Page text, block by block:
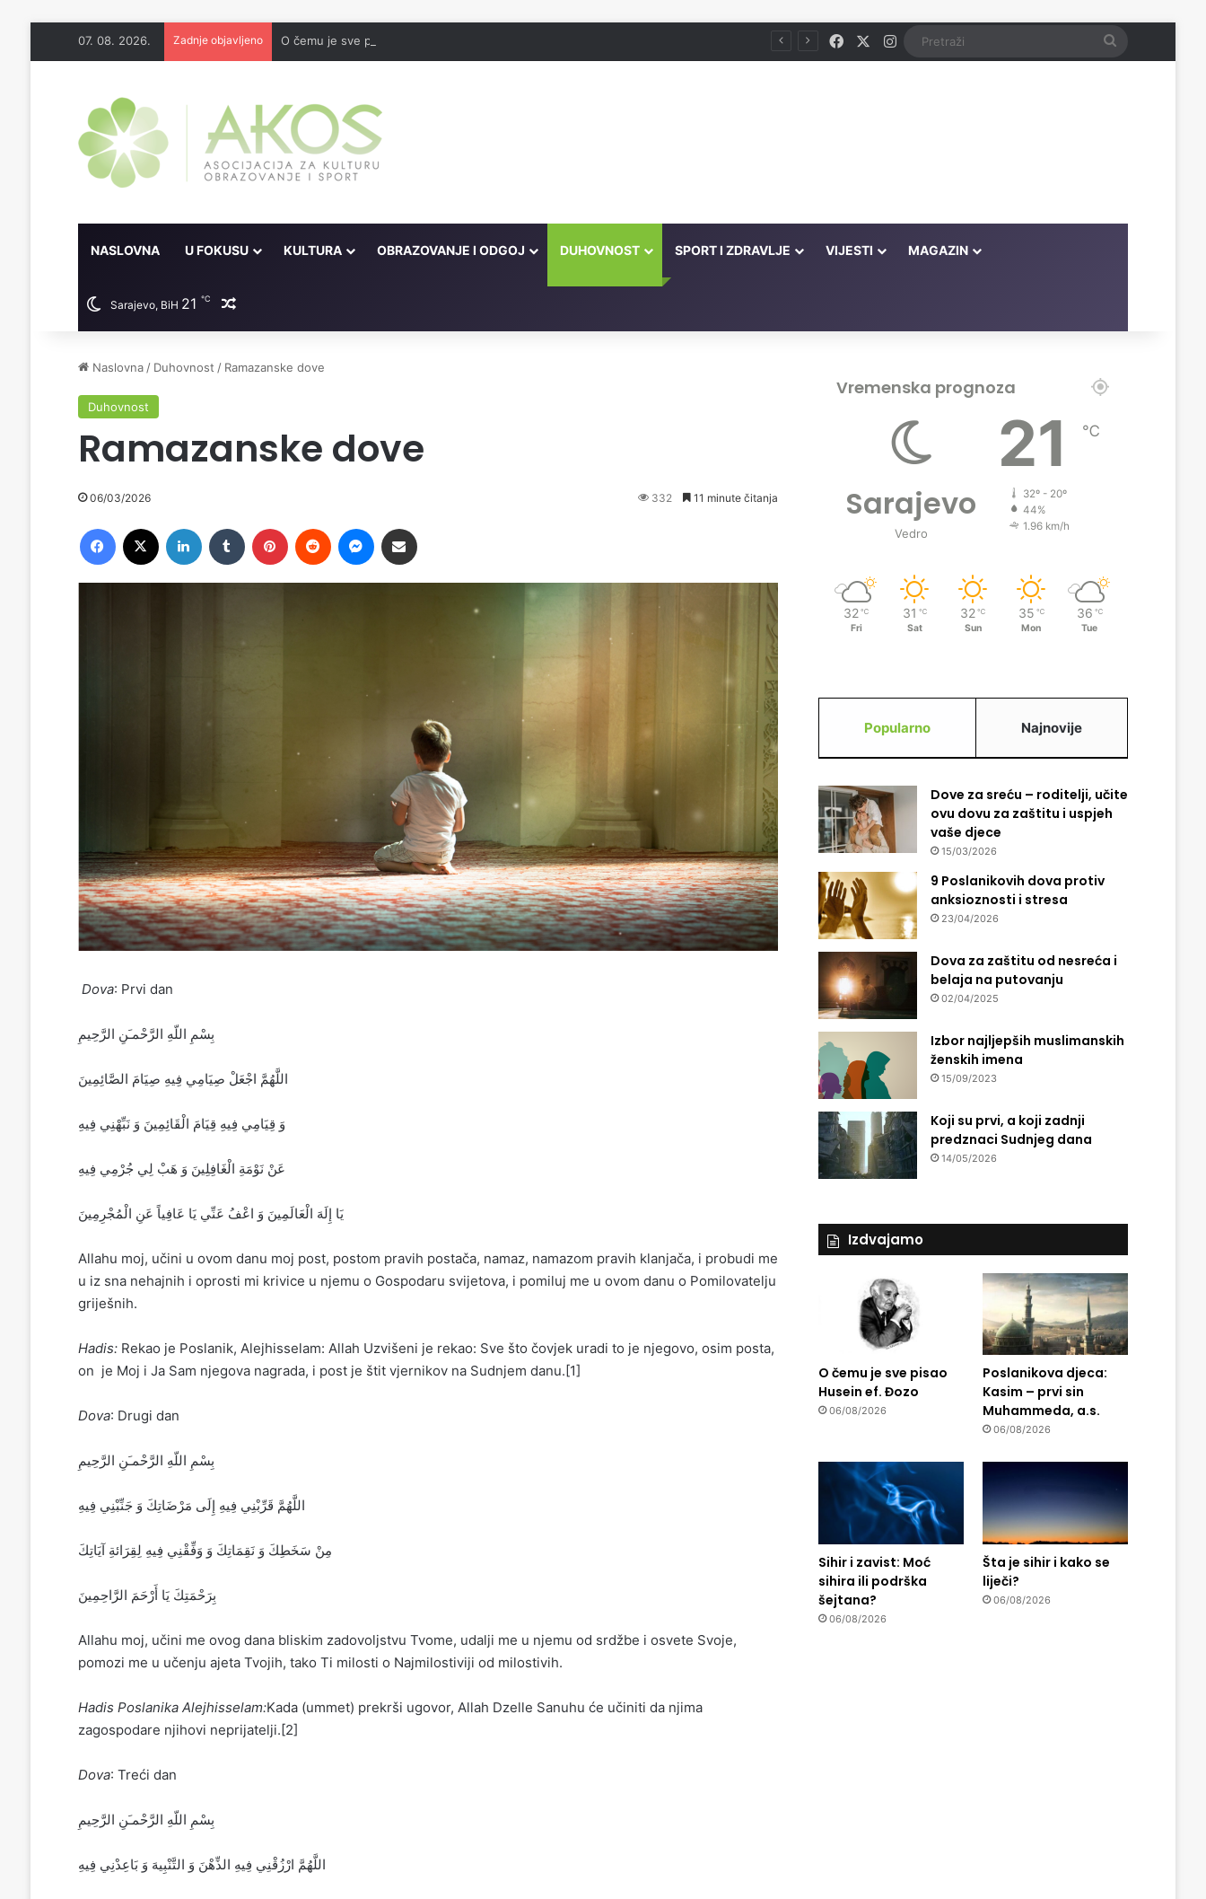
07. 08. 2026. Zadnje objavljeno O čemu je sve pisao Husein ef. Đozo FacebookInstagram Pretraži
NASLOVNA U FOKUSU KULTURA OBRAZOVANJE I ODGOJ DUHOVNOST SPORT I ZDRAVLJE VIJESTI MAGAZIN
Sarajevo, BiH 21 ℃ Random članak
Naslovna / Duhovnost / Ramazanske dove
Duhovnost
Ramazanske dove
06/03/2026 332 11 minute čitanja
Dova: Prvi dan
بِسْمِ اللّهِ الرَّحْمـَنِ الرَّحِيمِ
‏اللَّهُمَّ اجْعَلْ صِيَامِي فِيهِ صِيَامَ الصَّائِمِينَ
وَ قِيَامِي فِيهِ قِيَامَ الْقَائِمِينَ وَ نَبِّهْنِي فِيهِ
عَنْ نَوْمَةِ الْغَافِلِينَ ‏وَ هَبْ لِي جُرْمِي فِيهِ
يَا إِلَهَ الْعَالَمِينَ وَ اعْفُ عَنِّي يَا عَافِياً عَنِ الْمُجْرِمِينَ‏
Allahu moj, učini u ovom danu moj post, postom pravih postača, namaz, namazom pravih klanjača, i probudi me
u iz sna nehajnih i oprosti mi krivice u njemu o Gospodaru svijetova, i pomiluj me u ovom danu o Pomilovatelju
griješnih.
Hadis: Rekao je Poslanik, Alejhisselam: Allah Uzvišeni je rekao: Sve što čovjek uradi to je njegovo, osim posta,
on je Moj i Ja Sam njegova nagrada, i post je štit vjernikov na Sudnjem danu.[1]
Dova: Drugi dan
بِسْمِ اللّهِ الرَّحْمـَنِ الرَّحِيمِ
‏اللَّهُمَّ قَرِّبْنِي فِيهِ إِلَى مَرْضَاتِكَ وَ جَنِّبْنِي فِيهِ
مِنْ سَخَطِكَ وَ نَقِمَاتِكَ ‏وَ وَفِّقْنِي فِيهِ لِقِرَائةِ آيَاتِكَ
بِرَحْمَتِكَ يَا أَرْحَمَ الرَّاحِمِينَ‏
Allahu moj, učini me ovog dana bliskim zadovoljstvu Tvome, udalji me u njemu od srdžbe i osvete Svoje,
pomozi me u učenju ajeta Tvojih, tako Ti milosti o Najmilostiviji od milostivih.
Hadis Poslanika Alejhisselam:Kada (ummet) prekrši ugovor, Allah Dzelle Sanuhu će učiniti da njima
zagospodare njihovi neprijatelji.[2]
Dova: Treći dan
بِسْمِ اللّهِ الرَّحْمـَنِ الرَّحِيمِ
‏اللَّهُمَّ ارْزُقْنِي فِيهِ الذِّهْنَ وَ التَّنْبِيهَ وَ بَاعِدْنِي فِيهِ
Vremenska prognoza
Sarajevo
Vedro
21 ℃
32º - 20º
44%
1.96 km/h
32 ℃
Fri
31 ℃
Sat
32 ℃
Sun
35 ℃
Mon
36 ℃
Tue
Popularno Najnovije
Dove za sreću – roditelji, učite
ovu dovu za zaštitu i uspjeh
vaše djece
15/03/2026
9 Poslanikovih dova protiv
anksioznosti i stresa
23/04/2026
Dova za zaštitu od nesreća i
belaja na putovanju
02/04/2025
Izbor najljepših muslimanskih
ženskih imena
15/09/2023
Koji su prvi, a koji zadnji
predznaci Sudnjeg dana
14/05/2026
Izdvajamo
O čemu je sve pisao
Husein ef. Đozo
06/08/2026
Poslanikova djeca:
Kasim – prvi sin
Muhammeda, a.s.
06/08/2026
Sihir i zavist: Moć
sihira ili podrška
šejtana?
06/08/2026
Šta je sihir i kako se
liječi?
06/08/2026